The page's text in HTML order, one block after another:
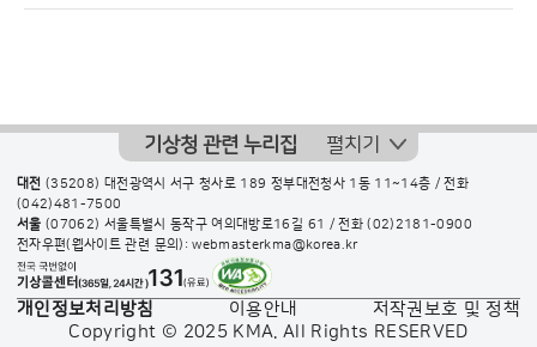
기상청 관련 누리집 펼치기
대전 (35208) 대전광역시 서구 청사로 189 정부대전청사 1동 11~14층 / 전화
(042)481-7500
서울 (07062) 서울특별시 동작구 여의대방로16길 61 / 전화(02)2181-0900
전자우편(웹사이트 관련 문의): webmasterkma@korea.kr
개인정보처리방침 이용안내
저작권보호 및 정책
Copyright © 2025 KMA. All Rights RESERVED